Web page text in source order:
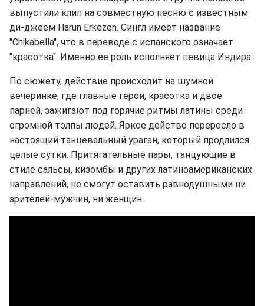
выпустили клип на совместную песню с известным
ди-джеем Harun Erkezen. Сингл имеет название
"Chikabella", что в переводе с испанского означает
"красотка". Именно ее роль исполняет певица Индира.
По сюжету, действие происходит на шумной
вечеринке, где главные герои, красотка и двое
парней, зажигают под горячие ритмы латины среди
огромной толпы людей. Яркое действо переросло в
настоящий танцевальный ураган, который продлился
целые сутки. Притягательные пары, танцующие в
стиле сальсы, кизомбы и других латиноамериканских
направлений, не смогут оставить равнодушными ни
зрителей-мужчин, ни женщин.